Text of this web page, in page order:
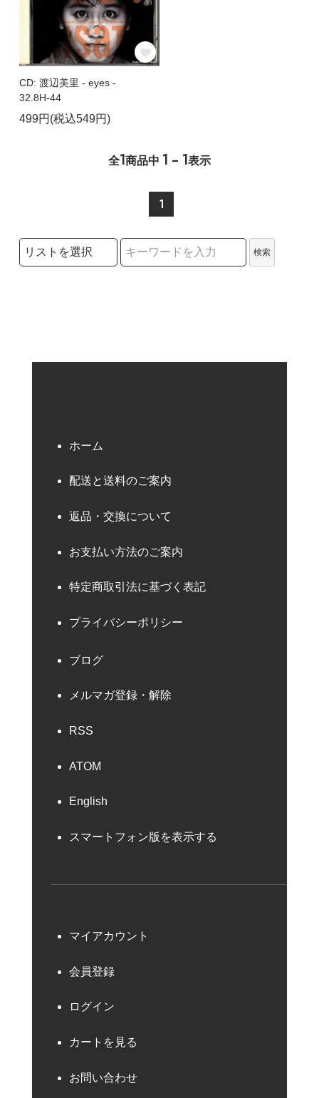
CD: 渡辺美里 - eyes -
32.8H-44
499円(税込549円)
全1商品中 1 - 1表示
1
検索リストの選択
検索
ホーム
配送と送料のご案内
返品・交換について
お支払い方法のご案内
特定商取引法に基づく表記
プライバシーポリシー
ブログ
メルマガ登録・解除
RSS
ATOM
English
スマートフォン版を表示する
マイアカウント
会員登録
ログイン
カートを見る
お問い合わせ